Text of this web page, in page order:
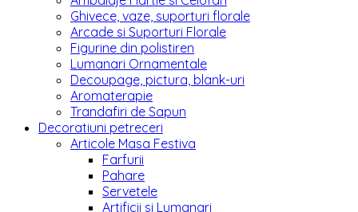
Ghivece, vaze, suporturi florale
Arcade si Suporturi Florale
Figurine din polistiren
Lumanari Ornamentale
Decoupage, pictura, blank-uri
Aromaterapie
Trandafiri de Sapun
Decoratiuni petreceri
Articole Masa Festiva
Farfurii
Pahare
Servetele
Artificii si Lumanari